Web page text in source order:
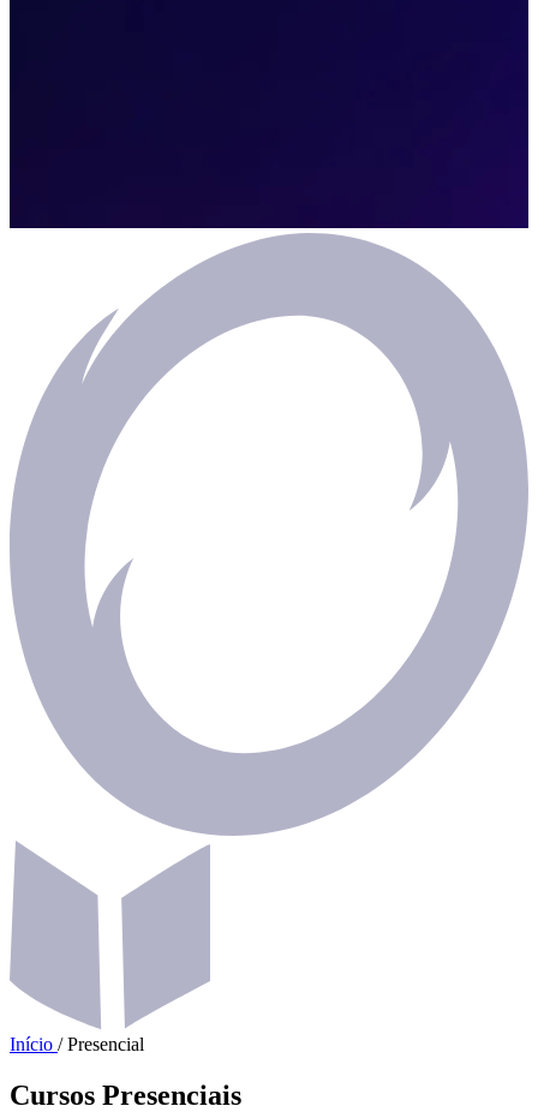
Início / Presencial
Cursos Presenciais